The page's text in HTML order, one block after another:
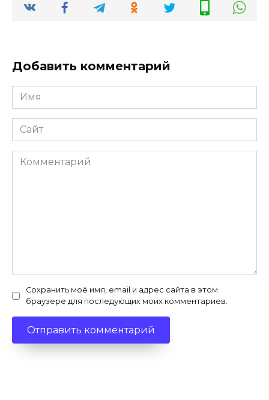
Добавить комментарий
Имя
*
Сайт
Комментарий
Сохранить моё имя, email и адрес сайта в этом
браузере для последующих моих комментариев.